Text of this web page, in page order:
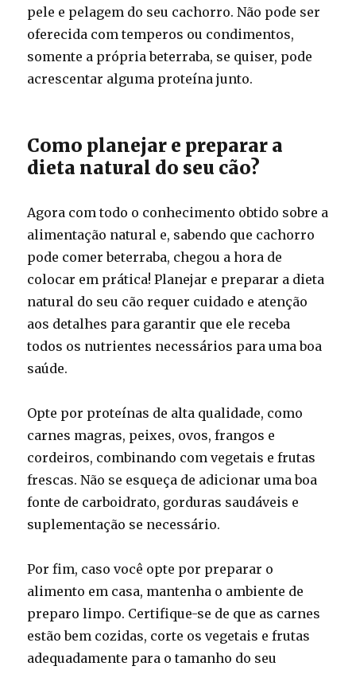
pele e pelagem do seu cachorro. Não pode ser
oferecida com temperos ou condimentos,
somente a própria beterraba, se quiser, pode
acrescentar alguma proteína junto.
Como planejar e preparar a
dieta natural do seu cão?
Agora com todo o conhecimento obtido sobre a
alimentação natural e, sabendo que cachorro
pode comer beterraba, chegou a hora de
colocar em prática! Planejar e preparar a dieta
natural do seu cão requer cuidado e atenção
aos detalhes para garantir que ele receba
todos os nutrientes necessários para uma boa
saúde.
Opte por proteínas de alta qualidade, como
carnes magras, peixes, ovos, frangos e
cordeiros, combinando com vegetais e frutas
frescas. Não se esqueça de adicionar uma boa
fonte de carboidrato, gorduras saudáveis e
suplementação se necessário.
Por fim, caso você opte por preparar o
alimento em casa, mantenha o ambiente de
preparo limpo. Certifique-se de que as carnes
estão bem cozidas, corte os vegetais e frutas
adequadamente para o tamanho do seu